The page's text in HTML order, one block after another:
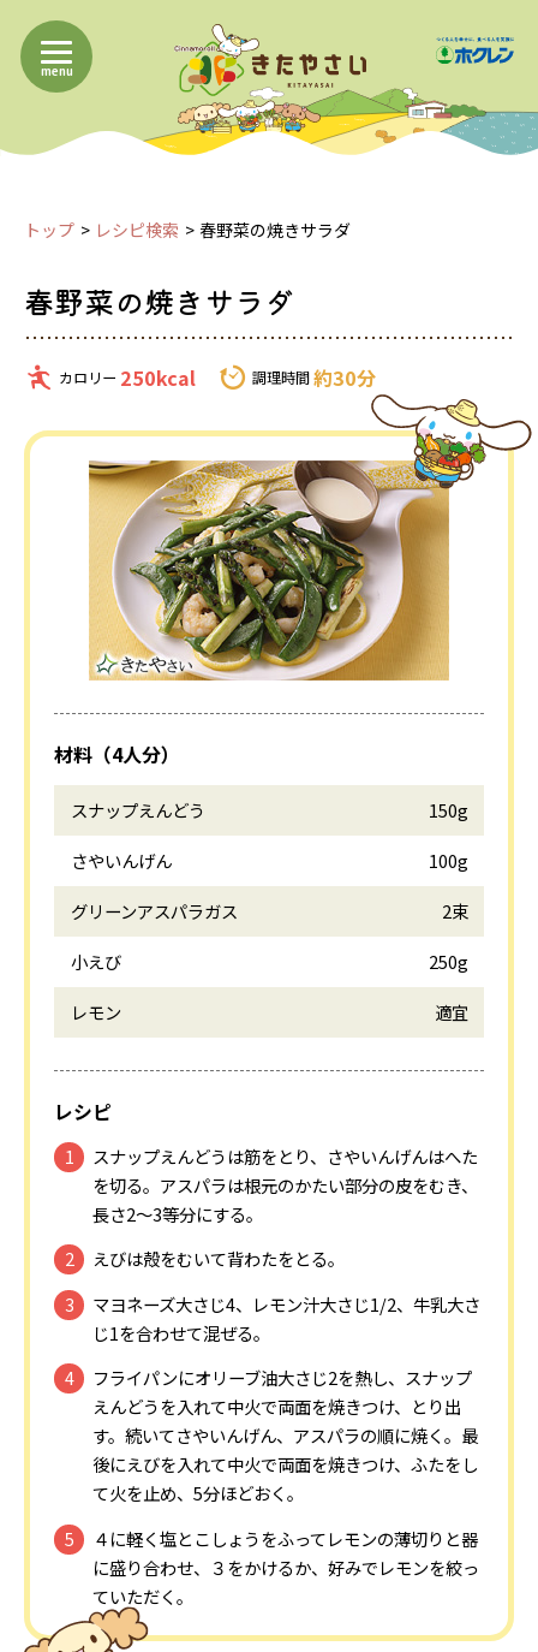
menu
トップ レシピ検索 春野菜の焼きサラダ
春野菜の焼きサラダ
カロリー 250kcal 調理時間 約30分
材料（4人分）
スナップえんどう
150g
さやいんげん
100g
グリーンアスパラガス
2束
小えび
250g
レモン
適宜
レシピ
スナップえんどうは筋をとり、さやいんげんはへた
を切る。アスパラは根元のかたい部分の皮をむき、
長さ2～3等分にする。
えびは殻をむいて背わたをとる。
マヨネーズ大さじ4、レモン汁大さじ1/2、牛乳大さ
じ1を合わせて混ぜる。
フライパンにオリーブ油大さじ2を熱し、スナップ
えんどうを入れて中火で両面を焼きつけ、とり出
す。続いてさやいんげん、アスパラの順に焼く。最
後にえびを入れて中火で両面を焼きつけ、ふたをし
て火を止め、5分ほどおく。
４に軽く塩とこしょうをふってレモンの薄切りと器
に盛り合わせ、３をかけるか、好みでレモンを絞っ
ていただく。